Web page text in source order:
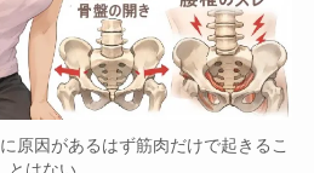
原因があるはず筋肉だけで起きるこ